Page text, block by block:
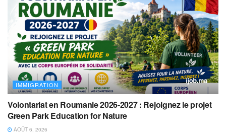
IMMIGRATION
Volontariat en Roumanie 2026-2027 : Rejoignez le projet
Green Park Education for Nature
AOÛT 6, 2026